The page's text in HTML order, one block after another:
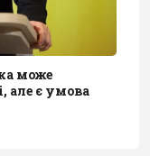
може
але є умова